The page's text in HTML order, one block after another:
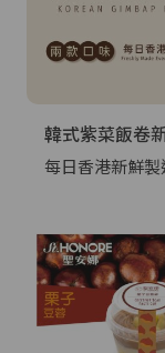
韓式紫菜飯卷
每日香港新鮮製